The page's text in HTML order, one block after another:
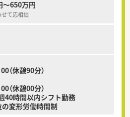
～650万円
て応相談
（休憩90分）
（休憩00分）
40時間以内シフト勤務
変形労働時間制